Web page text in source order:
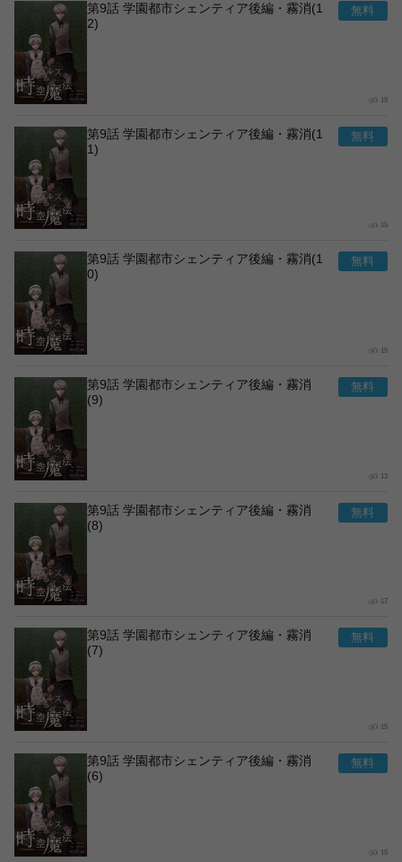
第9話 学園都市シェンティア後編・霧消(1
2)
15
第9話 学園都市シェンティア後編・霧消(1
1)
15
第9話 学園都市シェンティア後編・霧消(1
0)
15
第9話 学園都市シェンティア後編・霧消
(9)
13
第9話 学園都市シェンティア後編・霧消
(8)
17
第9話 学園都市シェンティア後編・霧消
(7)
15
第9話 学園都市シェンティア後編・霧消
(6)
15